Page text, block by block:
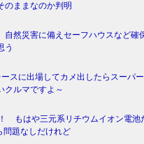
のままなのか判明
自然災害に備えセーフハウスなど確
う
スに出場してカメ出したらスーパ
クルマですよ～
もはや三元系リチウムイオン電池
問題なしだけれど